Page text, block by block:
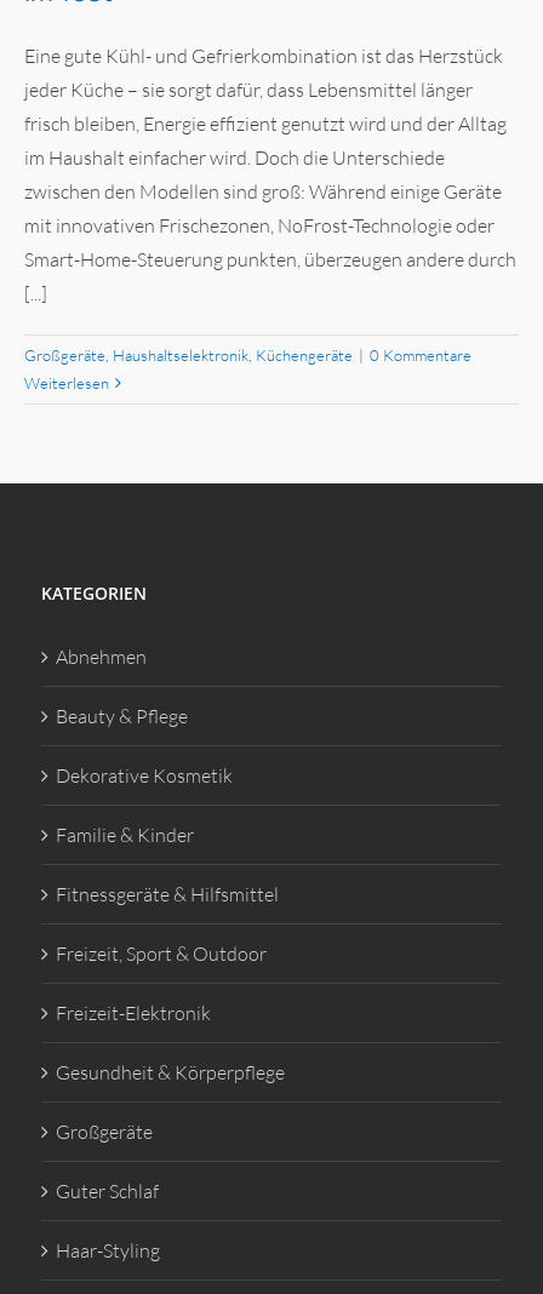
Eine gute Kühl- und Gefrierkombination ist das Herzstück
jeder Küche – sie sorgt dafür, dass Lebensmittel länger
frisch bleiben, Energie effizient genutzt wird und der Alltag
im Haushalt einfacher wird. Doch die Unterschiede
zwischen den Modellen sind groß: Während einige Geräte
mit innovativen Frischezonen, NoFrost-Technologie oder
Smart-Home-Steuerung punkten, überzeugen andere durch
[...]
Großgeräte Haushaltselektronik Küchengeräte | 0 Kommentare
Weiterlesen
KATEGORIEN
Abnehmen
Beauty & Pflege
Dekorative Kosmetik
Familie & Kinder
Fitnessgeräte & Hilfsmittel
Freizeit, Sport & Outdoor
Freizeit-Elektronik
Gesundheit & Körperpflege
Großgeräte
Guter Schlaf
Haar-Styling